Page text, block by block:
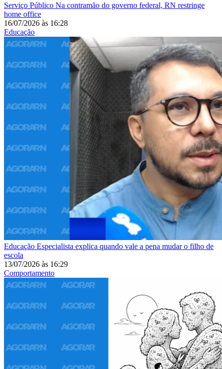
Serviço Público Na contramão do governo federal, RN restringe
home office
16/07/2026 às 16:28
Educação
Educação Especialista explica quando vale a pena mudar o filho de
escola
13/07/2026 às 16:29
Comportamento